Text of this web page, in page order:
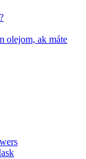
olejom, ak máte